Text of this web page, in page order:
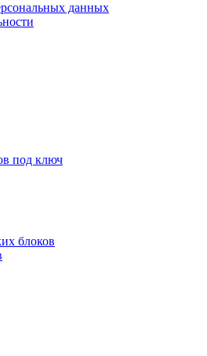
данных
под ключ
блоков